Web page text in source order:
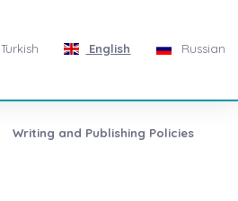
Turkish English Russian
Writing and Publishing Policies